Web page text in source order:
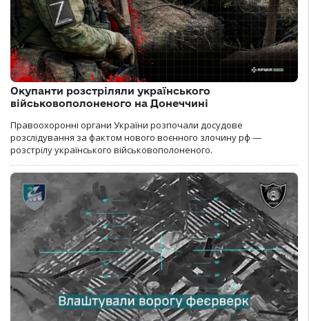
Окупанти розстріляли українського
військовополоненого на Донеччині
Правоохоронні органи України розпочали досудове
розслідування за фактом нового воєнного злочину рф —
розстрілу українського військовополоненого.